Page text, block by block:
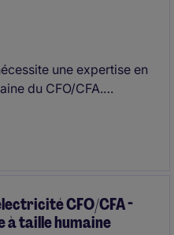
une expertise en
du CFO/CFA.
des projets, de
et de
CFO/CFA -
à taille humaine